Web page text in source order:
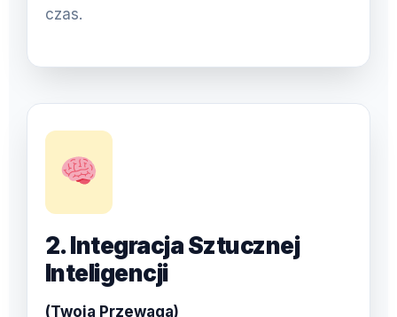
czas.
2. Integracja Sztucznej
Inteligencji
(Twoja Przewaga)